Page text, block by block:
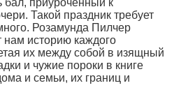
Такой праздник требует
Розамунда Пилчер
нам историю каждого
их между собой в изящный
и чужие пороки в книге
и семьи, их границ и